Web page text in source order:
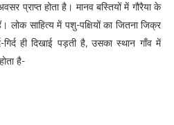
प्राप्त होता है। मानव बस्तियों में गौरैया के
लोक साहित्य में पशु-पक्षियों का जितना जिक्र
ही दिखाई पड़ती है, उसका स्थान गाँव में
है-